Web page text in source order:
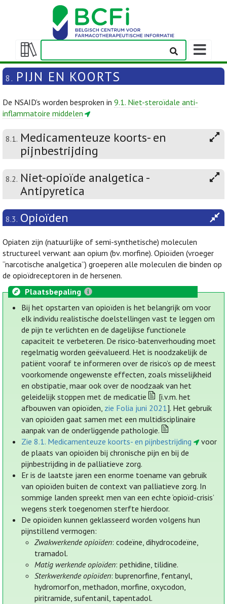
Weergeven/verbergen
inhoudstafel
8. PIJN EN KOORTS
De NSAID’s worden besproken in 9.1. Niet-steroïdale anti-
inflammatoire middelen
8.1. Medicamenteuze koorts- en
pijnbestrijding
8.2. Niet-opioïde analgetica -
Antipyretica
8.3. Opioïden
Opiaten zijn (natuurlijke of semi-synthetische) moleculen
structureel verwant aan opium (bv. morfine). Opioïden (vroeger
“narcotische analgetica”) groeperen alle moleculen die binden op
de opioïdreceptoren in de hersenen.
Plaatsbepaling
Bij het opstarten van opioïden is het belangrijk om voor
elk individu realistische doelstellingen vast te leggen om
de pijn te verlichten en de dagelijkse functionele
capaciteit te verbeteren. De risico-batenverhouding moet
regelmatig worden geëvalueerd. Het is noodzakelijk de
patiënt vooraf te informeren over de risico’s op de meest
voorkomende ongewenste effecten, zoals misselijkheid
en obstipatie, maar ook over de noodzaak van het
geleidelijk stoppen met de medicatie
[i.v.m. het
afbouwen van opioïden, zie Folia juni 2021]. Het gebruik
van opioïden gaat samen met een multidisciplinaire
aanpak van de onderliggende pathologie.
Zie 8.1. Medicamenteuze koorts- en pijnbestrijding
voor
de plaats van opioïden bij chronische pijn en bij de
pijnbestrijding in de palliatieve zorg.
Er is de laatste jaren een enorme toename van gebruik
van opioïden buiten de context van palliatieve zorg. In
sommige landen spreekt men van een echte ‘opioïd-crisis’
wegens sterk toegenomen sterfte hierdoor.
De opioïden kunnen geklasseerd worden volgens hun
pijnstillend vermogen:
Zwakwerkende opioïden: codeïne, dihydrocodeïne,
tramadol.
Matig werkende opioïden: pethidine, tilidine.
Sterkwerkende opioïden: buprenorfine, fentanyl,
hydromorfon, methadon, morfine, oxycodon,
piritramide, sufentanil, tapentadol.